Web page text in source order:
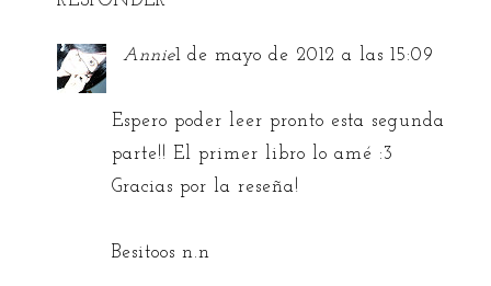
Annie1 de mayo de 2012 a las 15:09
Espero poder leer pronto esta segunda
parte!! El primer libro lo amé :3
Gracias por la reseña!
Besitoos n.n